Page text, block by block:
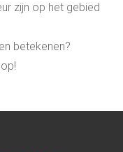
zijn op het gebied
betekenen?